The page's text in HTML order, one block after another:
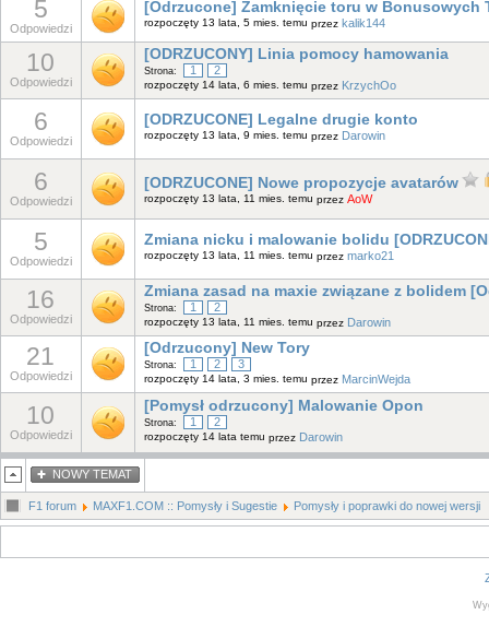
5
Odpowiedzi
[Odrzucone] Zamknięcie toru w Bonusowych
rozpoczęty 13 lata, 5 mies. temu przez kalik144
10
Odpowiedzi
[ODRZUCONY] Linia pomocy hamowania
Strona: 1 2
rozpoczęty 14 lata, 6 mies. temu przez KrzychOo
6
Odpowiedzi
[ODRZUCONE] Legalne drugie konto
rozpoczęty 13 lata, 9 mies. temu przez Darowin
6
Odpowiedzi
[ODRZUCONE] Nowe propozycje avatarów
rozpoczęty 13 lata, 11 mies. temu przez AoW
5
Odpowiedzi
Zmiana nicku i malowanie bolidu
rozpoczęty 13 lata, 11 mies. temu przez marko21
16
Odpowiedzi
Zmiana zasad na maxie związane z bolidem
Strona: 1 2
rozpoczęty 13 lata, 11 mies. temu przez Darowin
21
Odpowiedzi
[Odrzucony] New Tory
Strona: 1 2 3
rozpoczęty 14 lata, 3 mies. temu przez MarcinWejda
10
Odpowiedzi
[Pomysł odrzucony] Malowanie Opon
Strona: 1 2
rozpoczęty 14 lata temu przez Darowin
NOWY TEMAT
F1 forum MAXF1.COM :: Pomysły i Sugestie Pomysły i poprawki do nowej wersji